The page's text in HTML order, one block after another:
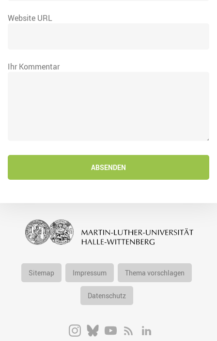
Website URL
Ihr Kommentar
ABSENDEN
Sitemap Impressum Thema vorschlagen
Datenschutz